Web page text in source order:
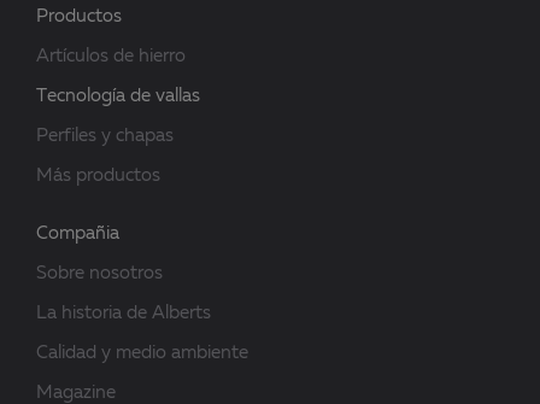
Productos
Artículos de hierro
Tecnología de vallas
Perfiles y chapas
Más productos
Compañia
Sobre nosotros
La historia de Alberts
Calidad y medio ambiente
Magazine